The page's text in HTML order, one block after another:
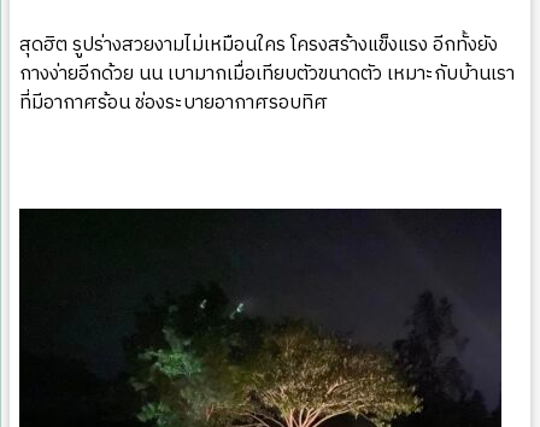
สุดฮิต รูปร่างสวยงามไม่เหมือนใคร โครงสร้างแข็งแรง อีกทั้งยัง
กางง่ายอีกด้วย นน เบามากเมื่อเทียบตัวขนาดตัว เหมาะกับบ้านเรา
ที่มีอากาศร้อน ช่องระบายอากาศรอบทิศ